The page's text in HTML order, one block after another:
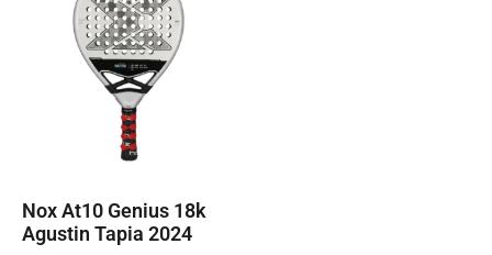
Nox At10 Genius 18k
Agustin Tapia 2024